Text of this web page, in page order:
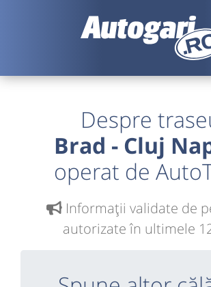
Despre
Brad - Cluj
operat de
Informaţii validate de
autorizate în ultimele